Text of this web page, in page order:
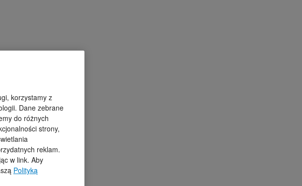
korzystamy z
Dane zebrane
do różnych
strony,
reklam.
w link. Aby
Polityką